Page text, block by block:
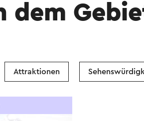
dem
Attraktionen